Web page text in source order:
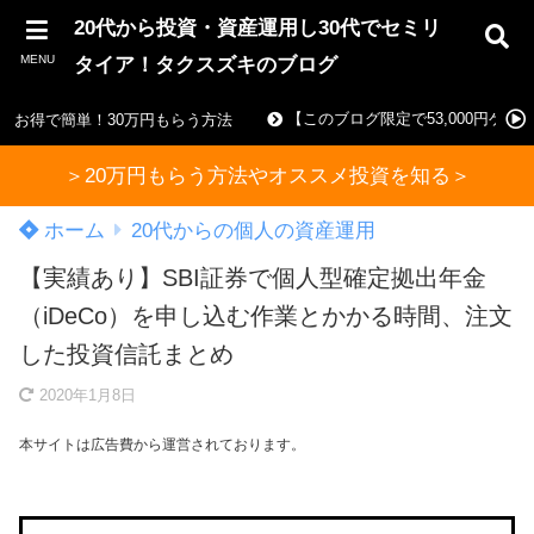
MENU
20代から投資・資産運用し30代でセミリ
タイア！タクスズキのブログ
お得で簡単！30万円もらう方法 【このブログ限定で53,000円ゲッ
＞20万円もらう方法やオススメ投資を知る＞
ホーム 20代からの個人の資産運用
【実績あり】SBI証券で個人型確定拠出年金
（iDeCo）を申し込む作業とかかる時間、注文
した投資信託まとめ
2020年1月8日
本サイトは広告費から運営されております。